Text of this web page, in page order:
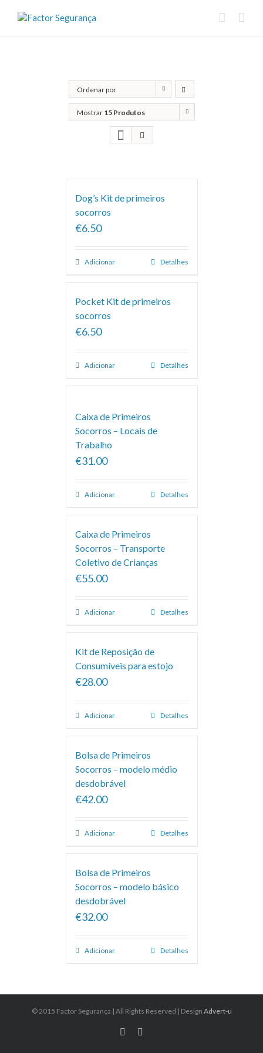
Ordenar por
Classificação
Mostrar 15 Produtos
Dog’s Kit de primeiros
socorros
€6.50
Adicionar Detalhes
Pocket Kit de primeiros
socorros
€6.50
Adicionar Detalhes
Caixa de Primeiros
Socorros – Locais de
Trabalho
€31.00
Adicionar Detalhes
Caixa de Primeiros
Socorros – Transporte
Coletivo de Crianças
€55.00
Adicionar Detalhes
Kit de Reposição de
Consumíveis para estojo
€28.00
Adicionar Detalhes
Bolsa de Primeiros
Socorros – modelo médio
desdobrável
€42.00
Adicionar Detalhes
Bolsa de Primeiros
Socorros – modelo básico
desdobrável
€32.00
Adicionar Detalhes
© 2015 Factor Segurança | All Rights Reserved | Design Advert-u